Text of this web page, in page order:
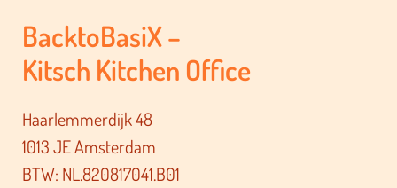
BacktoBasiX –
Kitsch Kitchen Office
Haarlemmerdijk 48
1013 JE Amsterdam
BTW: NL.820817041.B01